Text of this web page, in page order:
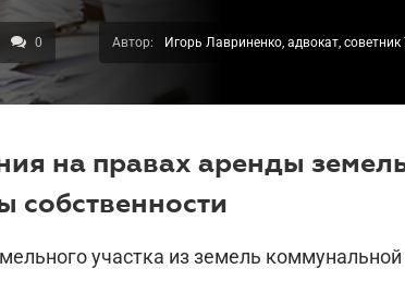
0 Автор: Игорь Лавриненко, адвокат, советник
на правах аренды
участка из земель коммунальной